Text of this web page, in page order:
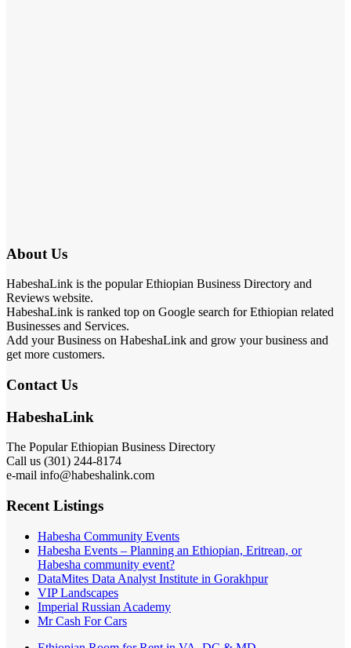
About Us
HabeshaLink is the popular Ethiopian Business Directory and
Reviews website.
HabeshaLink is ranked top on Google search for Ethiopian related
Businesses and Services.
Add your Business on HabeshaLink and grow your business and
get more customers.
Contact Us
HabeshaLink
The Popular Ethiopian Business Directory
Call us (301) 244-8174
e-mail info@habeshalink.com
Recent Listings
Habesha Community Events
Habesha Events – Planning an Ethiopian, Eritrean, or
Habesha community event?
DataMites Data Analyst Institute in Gorakhpur
VIP Landscapes
Imperial Russian Academy
Mr Cash For Cars